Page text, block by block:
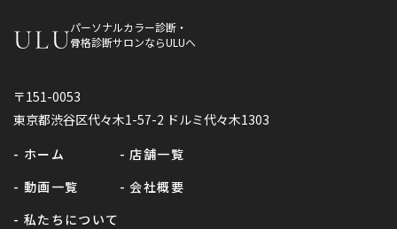
パーソナルカラー診断・
骨格診断サロンならULUへ
〒151-0053
東京都渋谷区代々木1-57-2 ドルミ代々木1303
- ホーム
- 動画一覧
- 私たちについて
- 店舗一覧
- 会社概要